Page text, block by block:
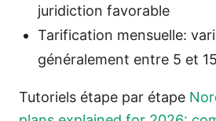
juridiction favorable
Tarification mensuelle:
généralement entre 5 et
Tutoriels étape par étape